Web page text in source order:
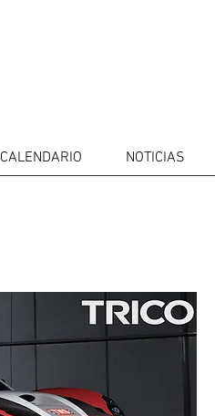
CALENDARIO NOTICIAS